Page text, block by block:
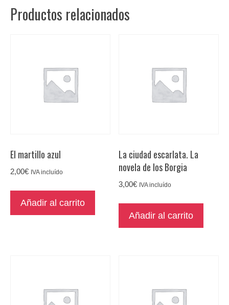
práctico
para
cantidad
Productos relacionados
El martillo azul
2,00€ IVA incluído
Añadir al carrito
La ciudad escarlata. La
novela de los Borgia
3,00€ IVA incluído
Añadir al carrito